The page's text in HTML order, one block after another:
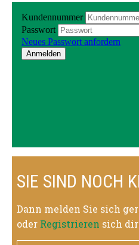
SIE SIND NOCH
Dann melden Sie sich
oder Registrieren sich